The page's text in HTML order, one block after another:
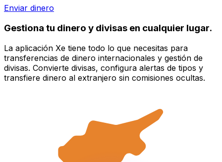
Enviar dinero
Gestiona tu dinero y divisas en cualquier lugar.
La aplicación Xe tiene todo lo que necesitas para
transferencias de dinero internacionales y gestión de
divisas. Convierte divisas, configura alertas de tipos y
transfiere dinero al extranjero sin comisiones ocultas.